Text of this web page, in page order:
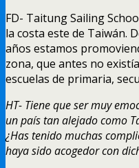
FD- Taitung Sailing
la costa este de Taiwán.
años estamos
zona, que antes no
escuelas de primaria,
HT- Tiene que ser muy
un país tan alejado como
¿Has tenido muchas
haya sido acogedor con